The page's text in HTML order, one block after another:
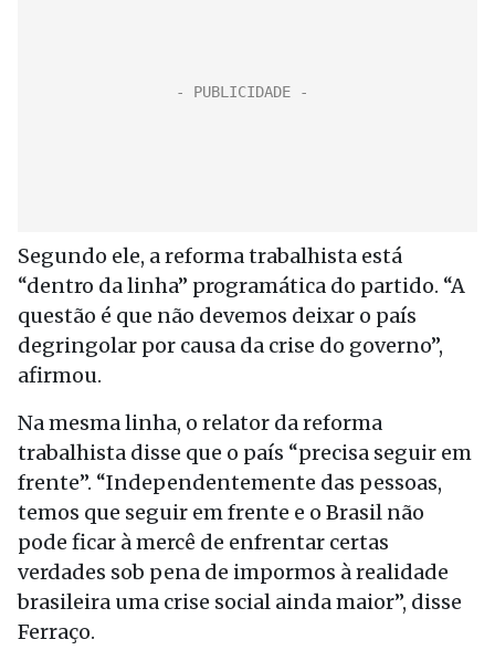
Segundo ele, a reforma trabalhista está
“dentro da linha” programática do partido. “A
questão é que não devemos deixar o país
degringolar por causa da crise do governo”,
afirmou.
Na mesma linha, o relator da reforma
trabalhista disse que o país “precisa seguir em
frente”. “Independentemente das pessoas,
temos que seguir em frente e o Brasil não
pode ficar à mercê de enfrentar certas
verdades sob pena de impormos à realidade
brasileira uma crise social ainda maior”, disse
Ferraço.